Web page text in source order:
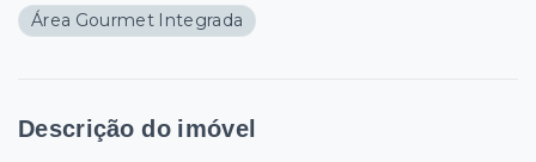
Área Gourmet Integrada
Descrição do imóvel